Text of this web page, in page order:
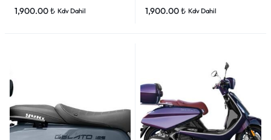
1,900.00₺ Kdv Dahil
1,900.00₺ Kdv Dahil